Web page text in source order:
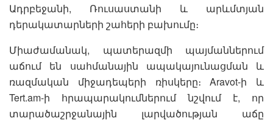
Ադրբեջանի, Ռուսաստանի և արևմտյան
դերակատարների շահերի բախումը։
Միաժամանակ, պատերազմի պայմաններում
աճում են սահմանային ապակայունացման և
ռազմական միջադեպերի ռիսկերը։ Aravot-ի և
Tert.am-ի հրապարակումներում նշվում է, որ
տարածաշրջանային լարվածության աճը